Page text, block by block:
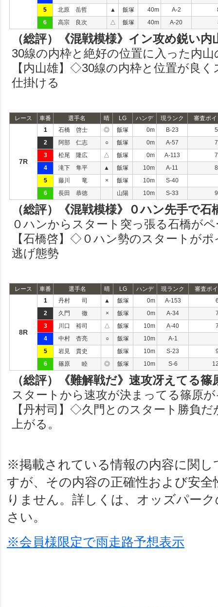
5
北原 岳哲 ▲ 飯塚 40m A-2
6
高宗 良次 △ 飯塚 40m A-20
（総評）《混戦模様》イン攻め鋭い
30線の内枠と絶好の位置に入った内山
【内山雄】◇30線の内枠と位置が良
仕掛ける
レース 車番 選手名 晴 LG ハンデ 現ランク 審査ポ
7R
1 石橋 啓士 ◎ 飯塚 0m B-23
2
阿部 仁志 ○ 飯塚 0m A-57
3
松尾 隆広 △ 飯塚 0m A-113
4
滝下 隼平 ▲ 飯塚 10m A-11
5
藤川 竜 × 飯塚 10m
S-40
6
長田 恭徳 山陽 10m S-33
（総評）《混戦模様》０ハン先手で
０ハンからスタート突っ張る石橋が
【石橋啓】◇０ハン勢のスタートが
逃げ態勢
レース 車番 選手名 晴 LG ハンデ 現ランク 審査ポ
8R
1 丹村 司 ▲ 飯塚 0m A-153
2
久門 徹 × 飯塚 0m A-34
3
川口 裕司 △ 飯塚 10m A-40
4
中村 杏亮 ○ 飯塚 10m
A-1
5
岩見 貴史 飯塚 10m S-23
6
篠原 睦 ◎ 飯塚 10m S-6
（総評）《難解戦だ》速攻冴えてる
スタートから速攻が決まってる篠原
【丹村司】◇久門とのスタート勝負
上がる。
※掲載されている情報の内容に関
すが、その内容の正確性および安
りません。詳しくは、オッズパー
さい。
※会員様限定で雨走路予想表示